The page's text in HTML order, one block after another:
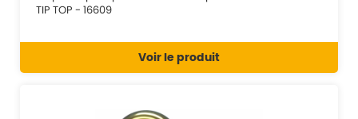
TIP TOP - 16609
Voir le produit